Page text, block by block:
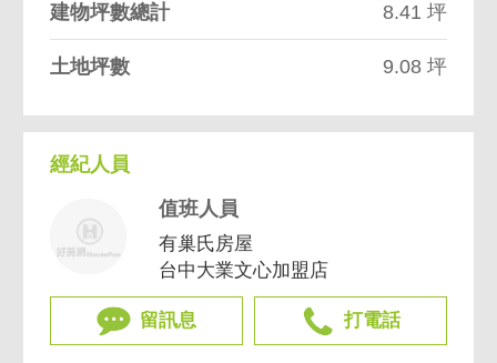
建物坪數總計 8.41 坪
土地坪數 9.08 坪
經紀人員
值班人員
有巢氏房屋
台中大業文心加盟店
留訊息 打電話